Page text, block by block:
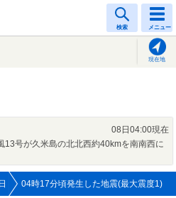
検索 メニュー
現在地
08日04:00現在
13号が久米島の北北西約40kmを南南西に
04時17分頃発生した地震(最大震度1)